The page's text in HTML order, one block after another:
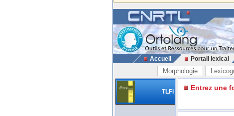
Accueil Portail lexical
Morphologie
TLFi Entrez une